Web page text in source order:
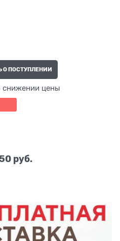
О ПОСТУПЛЕНИИ
снижении цены
руб.